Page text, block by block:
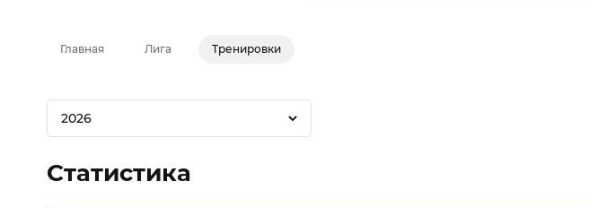
Главная Лига Тренировки
2026
Статистика